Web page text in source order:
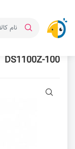
DS1100Z-100